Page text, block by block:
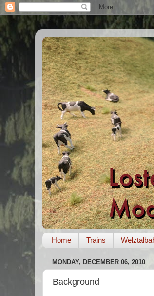
Home Trains
MONDAY, DECEMBER 06, 2010
Background